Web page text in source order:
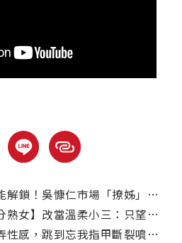
慷仁市場「撩姊」撒嬌按摩通通來
改當溫柔小三：只望有個聊得來的人陪
，跳到忘我指甲斷裂噴血都無感